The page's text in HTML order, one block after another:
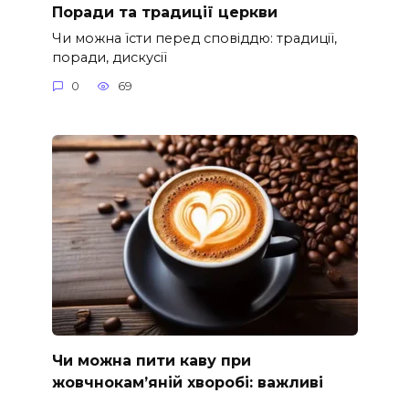
Поради та традиції церкви
Чи можна їсти перед сповіддю: традиції,
поради, дискусії
0 69
Чи можна пити каву при
жовчнокам’яній хворобі: важливі